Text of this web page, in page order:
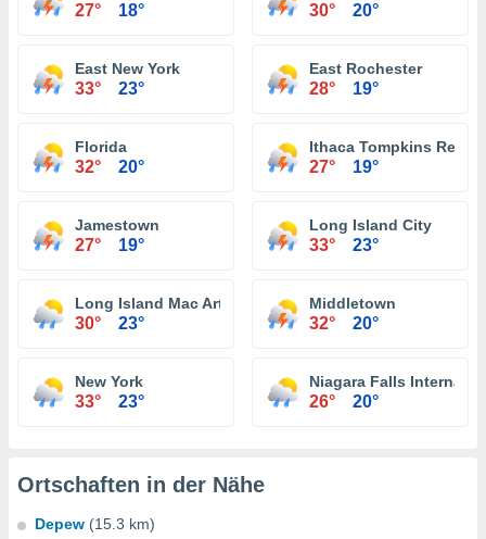
27° 18° 30° 20°
East New York
33° 23°
East Rochester
28° 19°
Florida
32° 20°
Ithaca Tompkins
27° 19°
Jamestown
27° 19°
Long Island City
33° 23°
Long Island Mac Arthur Airport Islip
30° 23°
Middletown
32° 20°
New York
33° 23°
Niagara Falls
26° 20°
Ortschaften in der Nähe
Depew (15.3 km)